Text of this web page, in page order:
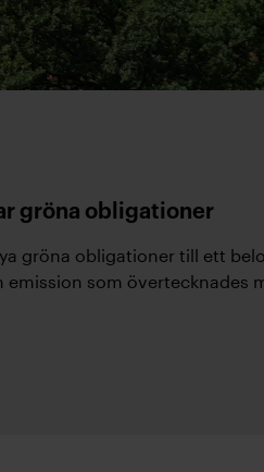
gröna obligationer
gröna obligationer till ett
emission som övertecknades